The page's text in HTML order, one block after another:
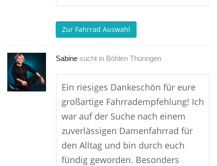
Zur Fahrrad Auswahl
Sabine sucht in Böhlen Thüringen
Ein riesiges Dankeschön für eure
großartige Fahrradempfehlung! Ich
war auf der Suche nach einem
zuverlässigen Damenfahrrad für
den Alltag und bin durch euch
fündig geworden. Besonders